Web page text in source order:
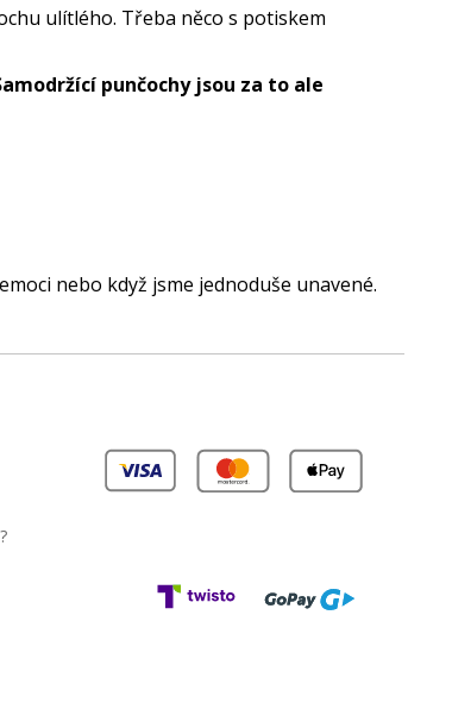
ulítlého. Třeba něco s potiskem
punčochy jsou za to ale
nebo když jsme jednoduše unavené.